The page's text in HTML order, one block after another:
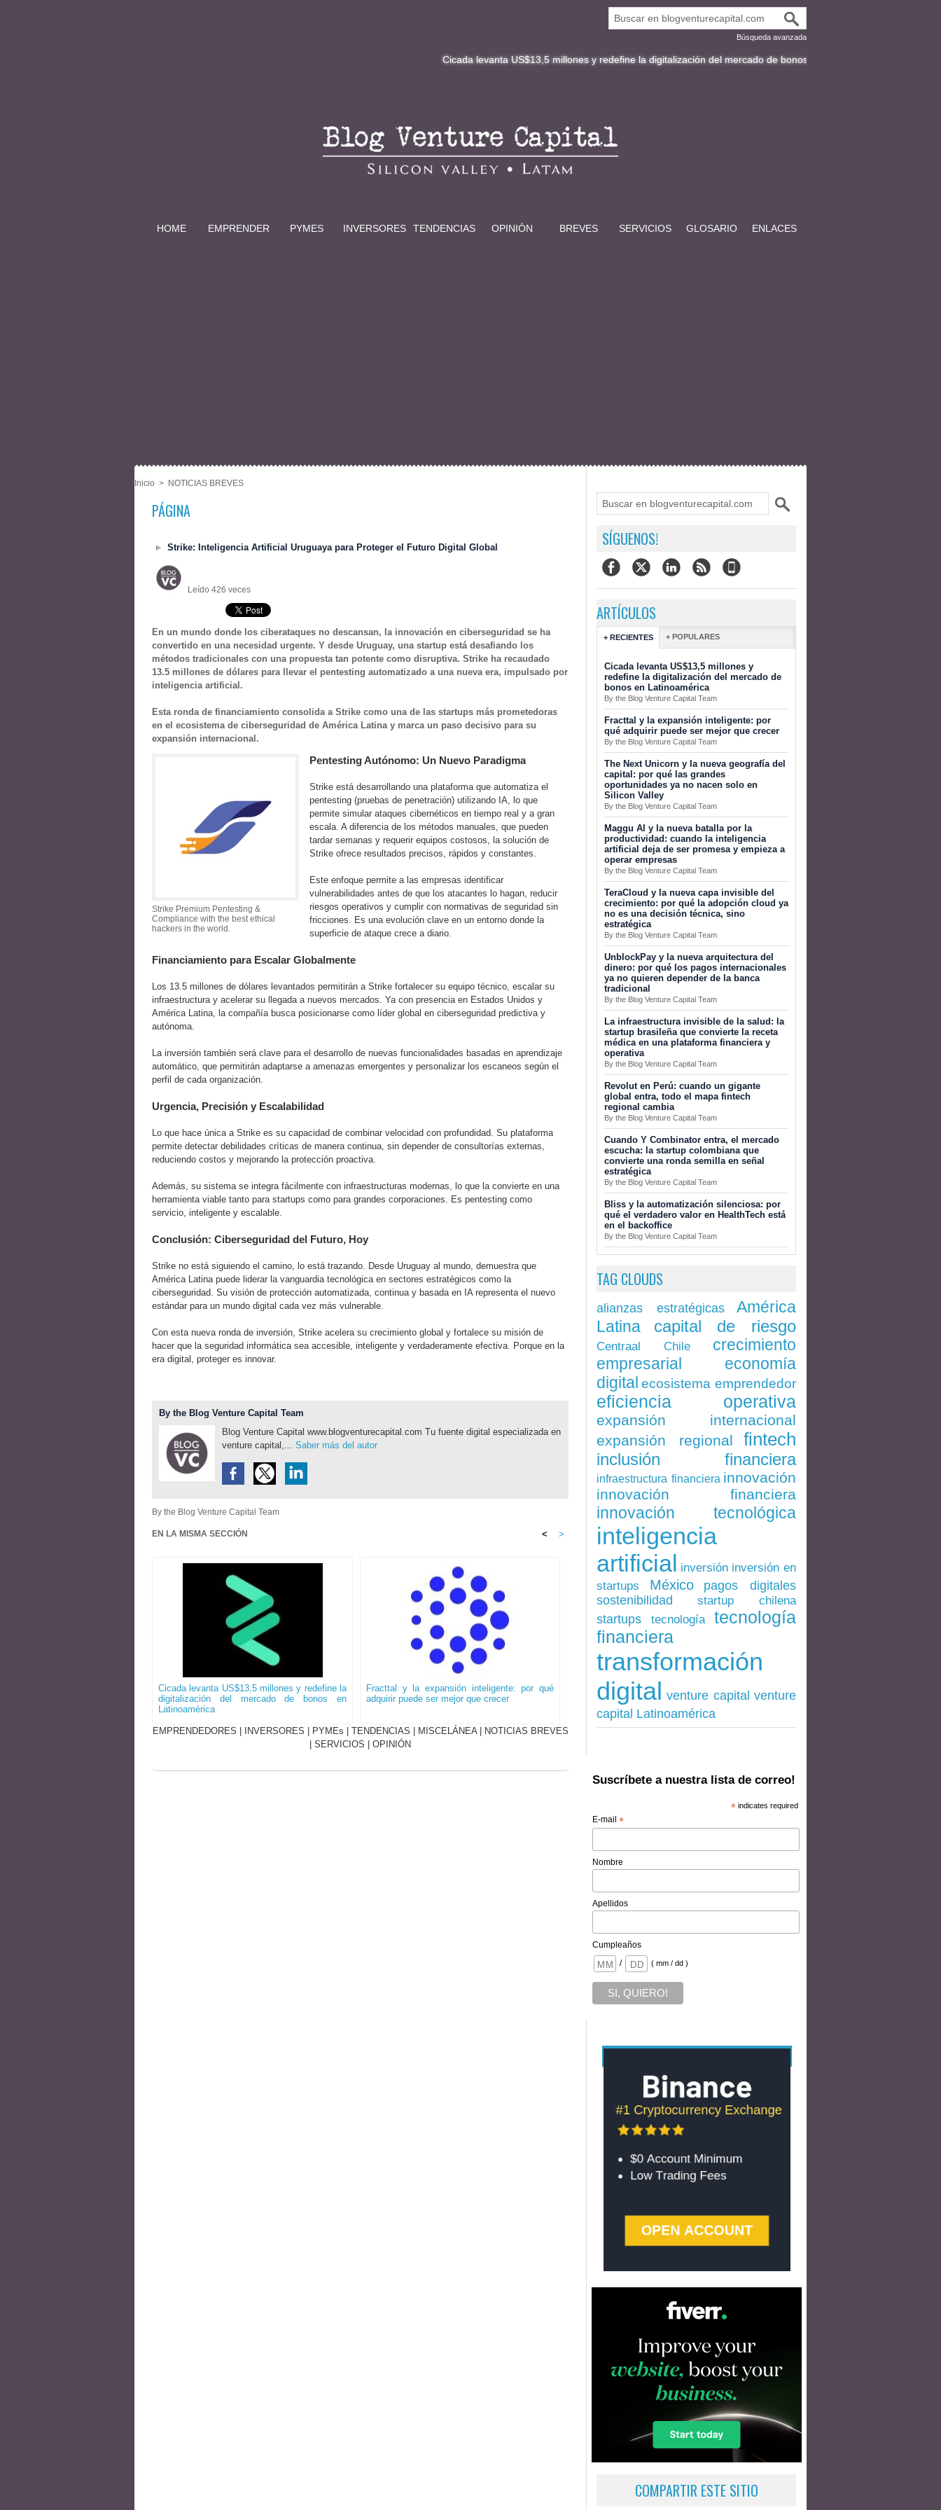
Búsqueda avanzada
Cicada levanta US$13,5 millones y redefine la digitalización del mercado de bonos en Latinoamérica
HOME EMPRENDER PYMES INVERSORES TENDENCIAS OPINIÓN BREVES SERVICIOS GLOSARIO ENLACES
Inicio > NOTICIAS BREVES
PÁGINA
Strike: Inteligencia Artificial Uruguaya para Proteger el Futuro Digital Global
Leído 426 veces
En un mundo donde los ciberataques no descansan, la innovación en ciberseguridad se ha
convertido en una necesidad urgente. Y desde Uruguay, una startup está desafiando los
métodos tradicionales con una propuesta tan potente como disruptiva. Strike ha recaudado
13.5 millones de dólares para llevar el pentesting automatizado a una nueva era, impulsado por
inteligencia artificial.
Esta ronda de financiamiento consolida a Strike como una de las startups más prometedoras
en el ecosistema de ciberseguridad de América Latina y marca un paso decisivo para su
expansión internacional.
Strike Premium Pentesting &
Compliance with the best ethical
hackers in the world.
Pentesting Autónomo: Un Nuevo Paradigma
Strike está desarrollando una plataforma que automatiza el
pentesting (pruebas de penetración) utilizando IA, lo que
permite simular ataques cibernéticos en tiempo real y a gran
escala. A diferencia de los métodos manuales, que pueden
tardar semanas y requerir equipos costosos, la solución de
Strike ofrece resultados precisos, rápidos y constantes.
Este enfoque permite a las empresas identificar
vulnerabilidades antes de que los atacantes lo hagan, reducir
riesgos operativos y cumplir con normativas de seguridad sin
fricciones. Es una evolución clave en un entorno donde la
superficie de ataque crece a diario.
Financiamiento para Escalar Globalmente
Los 13.5 millones de dólares levantados permitirán a Strike fortalecer su equipo técnico, escalar su
infraestructura y acelerar su llegada a nuevos mercados. Ya con presencia en Estados Unidos y
América Latina, la compañía busca posicionarse como líder global en ciberseguridad predictiva y
autónoma.
La inversión también será clave para el desarrollo de nuevas funcionalidades basadas en aprendizaje
automático, que permitirán adaptarse a amenazas emergentes y personalizar los escaneos según el
perfil de cada organización.
Urgencia, Precisión y Escalabilidad
Lo que hace única a Strike es su capacidad de combinar velocidad con profundidad. Su plataforma
permite detectar debilidades críticas de manera continua, sin depender de consultorías externas,
reduciendo costos y mejorando la protección proactiva.
Además, su sistema se integra fácilmente con infraestructuras modernas, lo que la convierte en una
herramienta viable tanto para startups como para grandes corporaciones. Es pentesting como
servicio, inteligente y escalable.
Conclusión: Ciberseguridad del Futuro, Hoy
Strike no está siguiendo el camino, lo está trazando. Desde Uruguay al mundo, demuestra que
América Latina puede liderar la vanguardia tecnológica en sectores estratégicos como la
ciberseguridad. Su visión de protección automatizada, continua y basada en IA representa el nuevo
estándar para un mundo digital cada vez más vulnerable.
Con esta nueva ronda de inversión, Strike acelera su crecimiento global y fortalece su misión de
hacer que la seguridad informática sea accesible, inteligente y verdaderamente efectiva. Porque en la
era digital, proteger es innovar.
By the Blog Venture Capital Team
Blog Venture Capital www.blogventurecapital.com Tu fuente digital especializada en
venture capital,... Saber más del autor
By the Blog Venture Capital Team
EN LA MISMA SECCIÓN < >
Cicada levanta US$13,5 millones y redefine la
digitalización del mercado de bonos en
Latinoamérica
Fracttal y la expansión inteligente: por qué
adquirir puede ser mejor que crecer
EMPRENDEDORES INVERSORES PYMEs TENDENCIAS MISCELÁNEA
NOTICIAS BREVES
SERVICIOS OPINIÓN
SÍGUENOS!
ARTÍCULOS
+ RECIENTES + POPULARES
Cicada levanta US$13,5 millones y
redefine la digitalización del mercado de
bonos en Latinoamérica
By the Blog Venture Capital Team
Fracttal y la expansión inteligente: por
qué adquirir puede ser mejor que crecer
By the Blog Venture Capital Team
The Next Unicorn y la nueva geografía del
capital: por qué las grandes
oportunidades ya no nacen solo en
Silicon Valley
By the Blog Venture Capital Team
Maggu AI y la nueva batalla por la
productividad: cuando la inteligencia
artificial deja de ser promesa y empieza a
operar empresas
By the Blog Venture Capital Team
TeraCloud y la nueva capa invisible del
crecimiento: por qué la adopción cloud ya
no es una decisión técnica, sino
estratégica
By the Blog Venture Capital Team
UnblockPay y la nueva arquitectura del
dinero: por qué los pagos internacionales
ya no quieren depender de la banca
tradicional
By the Blog Venture Capital Team
La infraestructura invisible de la salud: la
startup brasileña que convierte la receta
médica en una plataforma financiera y
operativa
By the Blog Venture Capital Team
Revolut en Perú: cuando un gigante
global entra, todo el mapa fintech
regional cambia
By the Blog Venture Capital Team
Cuando Y Combinator entra, el mercado
escucha: la startup colombiana que
convierte una ronda semilla en señal
estratégica
By the Blog Venture Capital Team
Bliss y la automatización silenciosa: por
qué el verdadero valor en HealthTech está
en el backoffice
By the Blog Venture Capital Team
TAG CLOUDS
alianzas estratégicas
América
Latina
capital de riesgo
Centraal Chile
crecimiento
empresarial
economía
digital ecosistema emprendedor
eficiencia operativa
expansión internacional
expansión regional
fintech
inclusión financiera
infraestructura financiera innovación
innovación financiera
innovación tecnológica
inteligencia
artificial inversión inversión en
startups
México pagos digitales
sostenibilidad startup chilena
startups tecnología
tecnología
financiera
transformación
digital venture capital venture
capital Latinoamérica
Suscríbete a nuestra lista de correo!
*indicates required
E-mail*
Nombre
Apellidos
Cumpleaños
/
( mm / dd )
COMPARTIR ESTE SITIO